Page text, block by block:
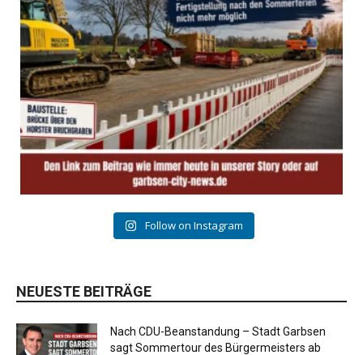
Follow on Instagram
NEUESTE BEITRÄGE
Nach CDU-Beanstandung – Stadt Garbsen
sagt Sommertour des Bürgermeisters ab